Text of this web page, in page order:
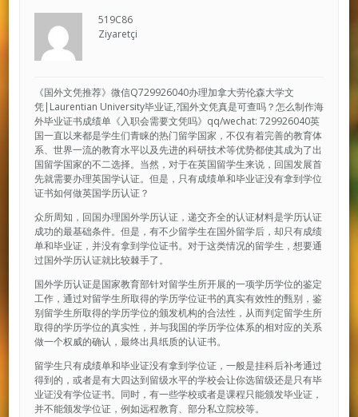
519C86
Ziyaretçi
《国外文凭推荐》微信Q729926040办理加拿大劳伦森大学文
凭|Laurentian University毕业证,?国外文凭真是可查吗？怎么制作海
外毕业证书成绩单《入职会需要文凭吗》qq/wechat: 729926040英
国一直以来都是学生们青睐的热门留学国家，不仅有着完善的教育体
系、世界一流的教育水平以及先进的科研技术等优势都使其成为了出
国留学国家的不二选择。当然，对于在英国留学生来说，回国发展首
先就需要办理英国学认证。但是，只有成绩单和毕业证没有拿到学位
证书如何做英国学历认证？
众所周知，回国办理国外学历认证，递交齐全的认证材料是学历认证
成功的最基础条件。但是，有不少留学生在国外留学后，却只有成绩
单和毕业证，并没有拿到学位证书。对于这类情况的留学生，想要通
过国外学历认证就比较棘手了。
国外学历认证是国家教育部针对留学生所开展的一项学历学位的鉴定
工作，通过对留学生所取得的学历学位证书的真实有效性的甄别，鉴
别留学生所取得的学历学位的颁发机构的合法性，从而判定留学生所
取得的学历学位的真实性，并与我国的学历学位体系的相对应的关系
做一个权威的确认，最终出具纸质的认证书。
留学生只有成绩单和毕业证没有拿到学位证，一般是挂科后补考通过
得到的，或者是有大四达到留级水平的学校会让你选留级还是只有毕
业证没有学位证书。同时，有一些学校或者是课程只能颁发毕业证，
并不能颁发学位证，例如远程教育、部分私立院校等。